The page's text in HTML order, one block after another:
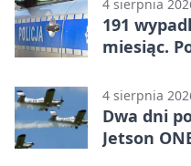
4 sierpnia
191
miesiąc.
4 sierpnia
Dwa dni
Jetson